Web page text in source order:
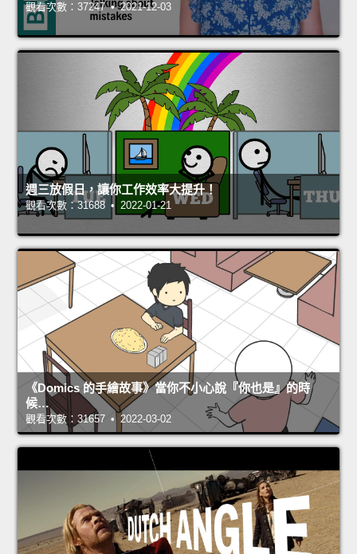
觀看次數：37247 • 2021-12-03
週三放假日，讓你工作效率大提升！
觀看次數：31688 • 2022-01-21
《Domics 的手繪故事》當你不小心說『你也是』的時
候…
觀看次數：31657 • 2022-03-02